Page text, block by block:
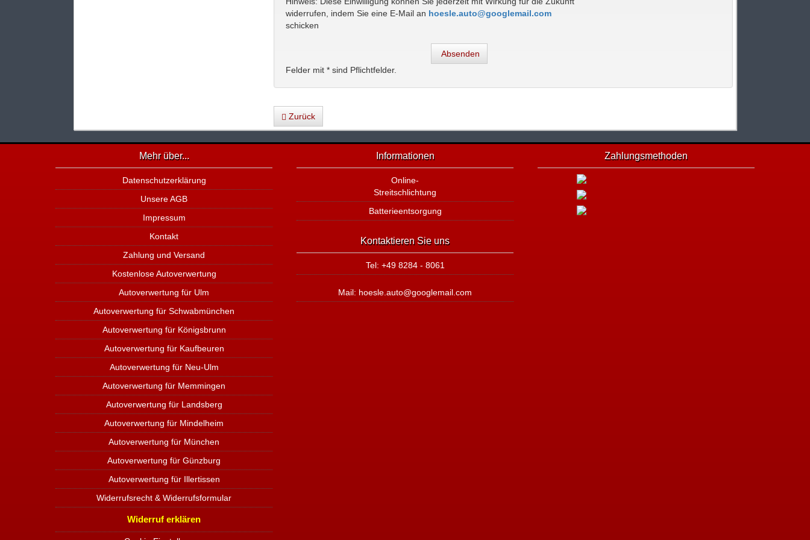
widerrufen, indem Sie eine E-Mail an hoesle.auto@googlemail.com
schicken
Absenden
Felder mit * sind Pflichtfelder.
Zurück
Mehr über...
Datenschutzerklärung
Unsere AGB
Impressum
Kontakt
Zahlung und Versand
Kostenlose Autoverwertung
Autoverwertung für Ulm
Autoverwertung für Schwabmünchen
Autoverwertung für Königsbrunn
Autoverwertung für Kaufbeuren
Autoverwertung für Neu-Ulm
Autoverwertung für Memmingen
Autoverwertung für Landsberg
Autoverwertung für Mindelheim
Autoverwertung für München
Autoverwertung für Günzburg
Autoverwertung für Illertissen
Widerrufsrecht & Widerrufsformular
Widerruf erklären
Informationen
Online-
Streitschlichtung
Batterieentsorgung
Kontaktieren Sie uns
Tel: +49 8284 - 8061
Mail: hoesle.auto@googlemail.com
Zahlungsmethoden